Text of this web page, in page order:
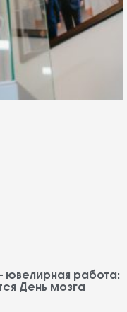
ювелирная работа:
День мозга